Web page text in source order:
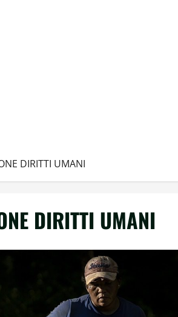
DIRITTI UMANI
DIRITTI UMANI